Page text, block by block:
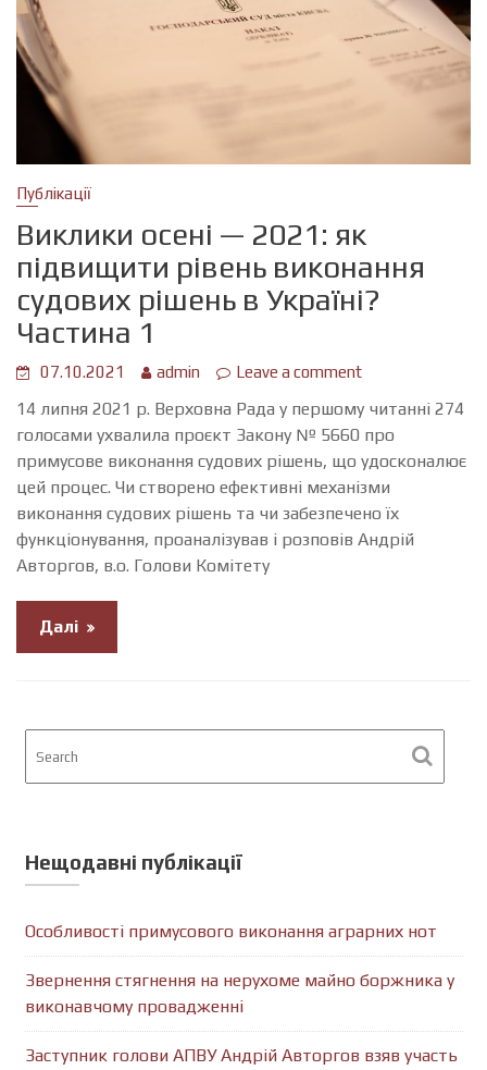
Публікації
Виклики осені — 2021: як
підвищити рівень виконання
судових рішень в Україні?
Частина 1
07.10.2021 admin Leave a comment
14 липня 2021 р. Верховна Рада у першому читанні 274
голосами ухвалила проєкт Закону № 5660 про
примусове виконання судових рішень, що удосконалює
цей процес. Чи створено ефективні механізми
виконання судових рішень та чи забезпечено їх
функціонування, проаналізував і розповів Андрій
Авторгов, в.о. Голови Комітету
Далі
Нещодавні публікації
Особливості примусового виконання аграрних нот
Звернення стягнення на нерухоме майно боржника у
виконавчому провадженні
Заступник голови АПВУ Андрій Авторгов взяв участь